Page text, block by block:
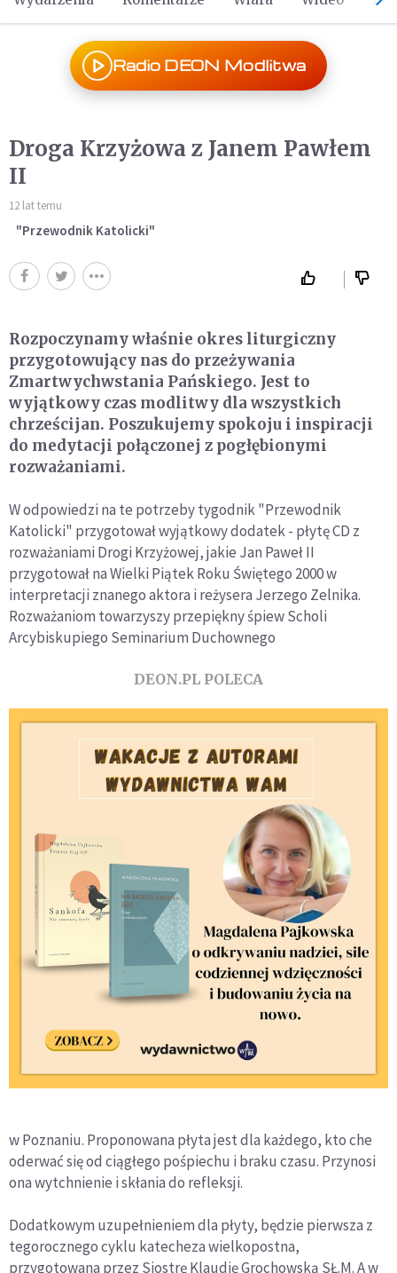
Radio DEON Modlitwa
Droga Krzyżowa z Janem Pawłem
II
12 lat temu
"Przewodnik Katolicki"
Rozpoczynamy właśnie okres liturgiczny
przygotowujący nas do przeżywania
Zmartwychwstania Pańskiego. Jest to
wyjątkowy czas modlitwy dla wszystkich
chrześcijan. Poszukujemy spokoju i inspiracji
do medytacji połączonej z pogłębionymi
rozważaniami.
W odpowiedzi na te potrzeby tygodnik "Przewodnik
Katolicki" przygotował wyjątkowy dodatek - płytę CD z
rozważaniami Drogi Krzyżowej, jakie Jan Paweł II
przygotował na Wielki Piątek Roku Świętego 2000 w
interpretacji znanego aktora i reżysera Jerzego Zelnika.
Rozważaniom towarzyszy przepiękny śpiew Scholi
Arcybiskupiego Seminarium Duchownego
DEON.PL POLECA
w Poznaniu. Proponowana płyta jest dla każdego, kto che
oderwać się od ciągłego pośpiechu i braku czasu. Przynosi
ona wytchnienie i skłania do refleksji.
Dodatkowym uzupełnieniem dla płyty, będzie pierwsza z
tegorocznego cyklu katecheza wielkopostna,
przygotowana przez Siostrę Klaudię Grochowską SŁ.M. A w